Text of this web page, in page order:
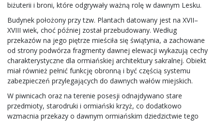
biżuterii i broni, które odgrywały ważną rolę w dawnym Lesku.
Budynek położony przy tzw. Plantach datowany jest na XVII–
XVIII wiek, choć później został przebudowany. Według
przekazów na jego piętrze mieściła się świątynia, a zachowane
od strony podwórza fragmenty dawnej elewacji wykazują cechy
charakterystyczne dla ormiańskiej architektury sakralnej. Obiekt
miał również pełnić funkcję obronną i być częścią systemu
zabezpieczeń przylegających do dawnych wałów miejskich.
W piwnicach oraz na terenie posesji odnajdywano stare
przedmioty, starodruki i ormiański krzyż, co dodatkowo
wzmacnia przekazy o dawnym ormiańskim dziedzictwie tego